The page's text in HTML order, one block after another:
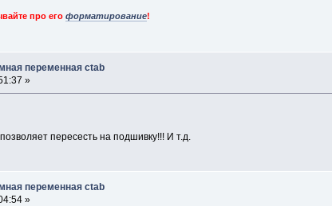
про его форматирование!
переменная ctab
»
пересесть на подшивку!!! И т.д.
переменная ctab
»